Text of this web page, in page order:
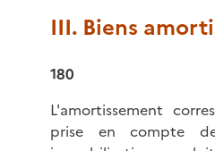
III. Biens
180
L'amortissement
prise en compte